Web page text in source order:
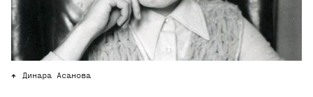
Динара Асанова